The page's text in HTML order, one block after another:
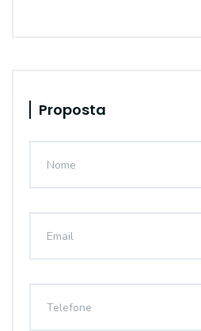
Proposta